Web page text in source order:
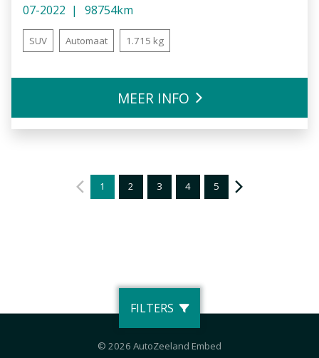
FILTERS
07-2022 98754km
SUV Automaat 1.715 kg
MEER INFO
1 2 3 4 5
© 2026 AutoZeeland Embed